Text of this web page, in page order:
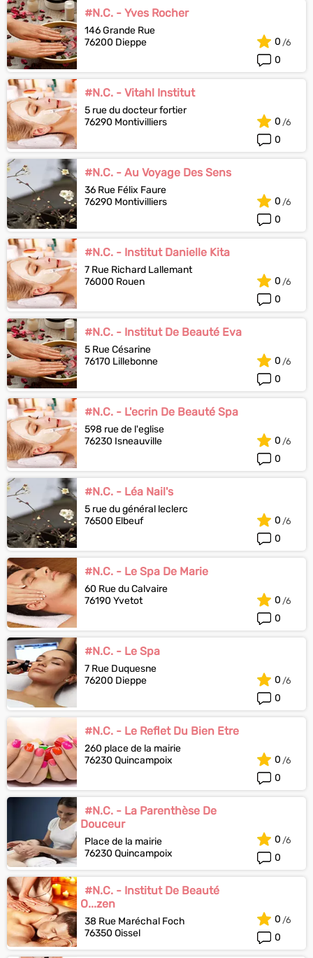
#N.C. - Yves Rocher
146 Grande Rue
76200 Dieppe
0
0
#N.C. - Vitahl Institut
5 rue du docteur fortier
76290 Montivilliers
0
0
#N.C. - Au Voyage Des Sens
36 Rue Félix Faure
76290 Montivilliers
0
0
#N.C. - Institut Danielle Kita
7 Rue Richard Lallemant
76000 Rouen
0
0
#N.C. - Institut De Beauté Eva
5 Rue Césarine
76170 Lillebonne
0
0
#N.C. - L'ecrin De Beauté Spa
598 rue de l'eglise
76230 Isneauville
0
0
#N.C. - Léa Nail's
5 rue du général leclerc
76500 Elbeuf
0
0
#N.C. - Le Spa De Marie
60 Rue du Calvaire
76190 Yvetot
0
0
#N.C. - Le Spa
7 Rue Duquesne
76200 Dieppe
0
0
#N.C. - Le Reflet Du Bien Etre
260 place de la mairie
76230 Quincampoix
0
0
#N.C. - La Parenthèse De
Douceur
Place de la mairie
76230 Quincampoix
0
0
#N.C. - Institut De Beauté
O...zen
38 Rue Maréchal Foch
76350 Oissel
0
0